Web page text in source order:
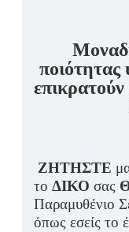
ΖΗΤΗΣΤΕ
το ΔΙΚΟ σας
Παραμυθένιο
όπως εσείς το